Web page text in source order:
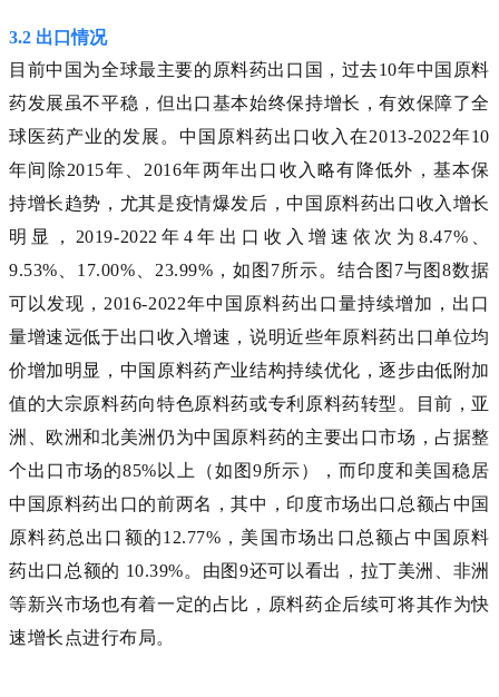
3.2 出口情况
目前中国为全球最主要的原料药出口国，过去10年中国原料
药发展虽不平稳，但出口基本始终保持增长，有效保障了全
球医药产业的发展。中国原料药出口收入在2013-2022年10
年间除2015年、2016年两年出口收入略有降低外，基本保
持增长趋势，尤其是疫情爆发后，中国原料药出口收入增长
明显，2019-2022年4年出口收入增速依次为8.47%、
9.53%、17.00%、23.99%，如图7所示。结合图7与图8数据
可以发现，2016-2022年中国原料药出口量持续增加，出口
量增速远低于出口收入增速，说明近些年原料药出口单位均
价增加明显，中国原料药产业结构持续优化，逐步由低附加
值的大宗原料药向特色原料药或专利原料药转型。目前，亚
洲、欧洲和北美洲仍为中国原料药的主要出口市场，占据整
个出口市场的85%以上（如图9所示），而印度和美国稳居
中国原料药出口的前两名，其中，印度市场出口总额占中国
原料药总出口额的12.77%，美国市场出口总额占中国原料
药出口总额的 10.39%。由图9还可以看出，拉丁美洲、非洲
等新兴市场也有着一定的占比，原料药企后续可将其作为快
速增长点进行布局。